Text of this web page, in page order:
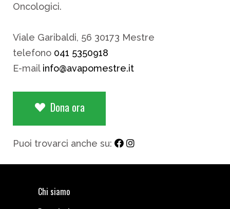
Oncologici.
Viale Garibaldi, 56 30173 Mestre
telefono 041 5350918
E-mail info@avapomestre.it
Dona ora
Puoi trovarci anche su:
Chi siamo